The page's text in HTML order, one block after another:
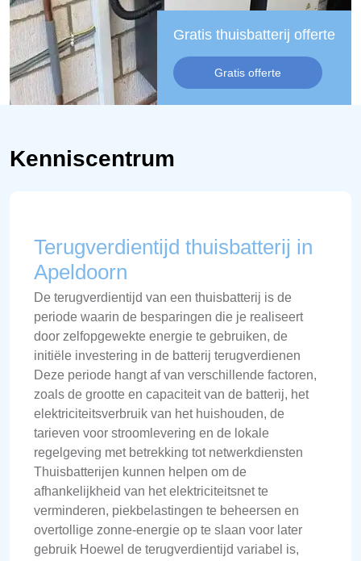
Gratis thuisbatterij offerte
Gratis offerte
Kenniscentrum
Terugverdientijd thuisbatterij in
Apeldoorn
De terugverdientijd van een thuisbatterij is de
periode waarin de besparingen die je realiseert
door zelfopgewekte energie te gebruiken, de
initiële investering in de batterij terugverdienen
Deze periode hangt af van verschillende factoren,
zoals de grootte en capaciteit van de batterij, het
elektriciteitsverbruik van het huishouden, de
tarieven voor stroomlevering en de lokale
regelgeving met betrekking tot netwerkdiensten
Thuisbatterijen kunnen helpen om de
afhankelijkheid van het elektriciteitsnet te
verminderen, piekbelastingen te beheersen en
overtollige zonne-energie op te slaan voor later
gebruik Hoewel de terugverdientijd variabel is,